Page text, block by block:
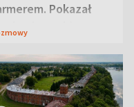
Pokazał
niezwykłe